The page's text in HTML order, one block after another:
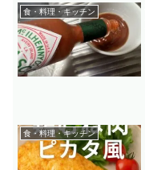
食・料理・キッチン
食・料理・キッチン